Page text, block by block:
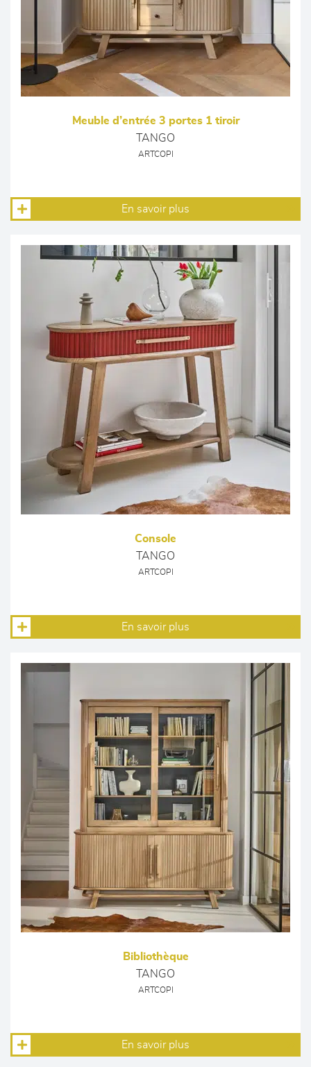
Meuble d’entrée 3 portes 1 tiroir
TANGO
ARTCOPI
En savoir plus
Console
TANGO
ARTCOPI
En savoir plus
Bibliothèque
TANGO
ARTCOPI
En savoir plus